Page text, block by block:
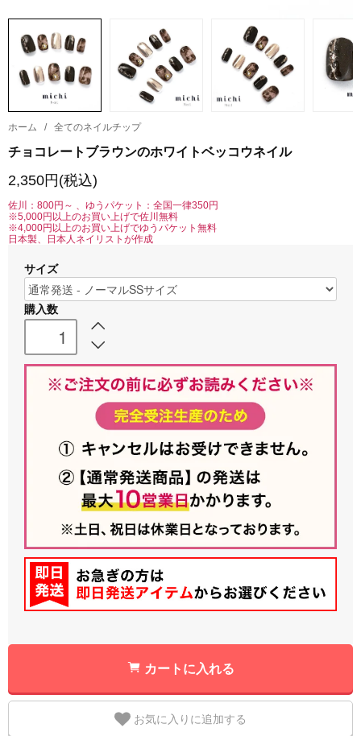
ホーム / 全てのネイルチップ
チョコレートブラウンのホワイトベッコウネイル
2,350円(税込)
佐川：800円～ 、ゆうパケット：全国一律350円
※5,000円以上のお買い上げで佐川無料
※4,000円以上のお買い上げでゆうパケット無料
日本製、日本人ネイリストが作成
サイズ
購入数
カートに入れる
お気に入りに追加する